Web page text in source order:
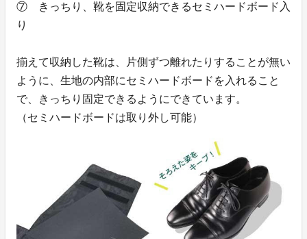
⑦ きっちり、靴を固定収納できるセミハードボード入
り
揃えて収納した靴は、片側ずつ離れたりすることが無い
ように、生地の内部にセミハードボードを入れること
で、きっちり固定できるようにできています。
（セミハードボードは取り外し可能）